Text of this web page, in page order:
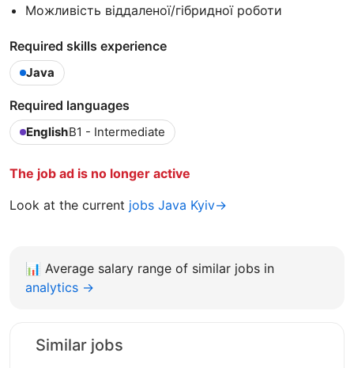
Можливість віддаленої/гібридної роботи
Required skills experience
Java
Required languages
EnglishB1 - Intermediate
The job ad is no longer active
Look at the current jobs Java Kyiv→
📊 Average salary range of similar jobs in
analytics →
Similar jobs